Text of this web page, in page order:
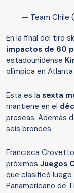
— Team Chile
En la final del tiro
impactos de 60
estadounidense
olímpica en
Esta es la sexta
mantiene en el
preseas. Además
seis bronces
Francisca
próximos Juegos
que clasificó luego
Panamericano de